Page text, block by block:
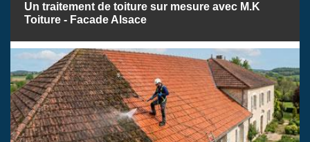
Un traitement de toiture sur mesure avec M.K
Toiture - Facade Alsace